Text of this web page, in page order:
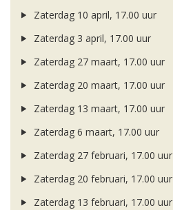
Zaterdag 10 april, 17.00 uur
Zaterdag 3 april, 17.00 uur
Zaterdag 27 maart, 17.00 uur
Zaterdag 20 maart, 17.00 uur
Zaterdag 13 maart, 17.00 uur
Zaterdag 6 maart, 17.00 uur
Zaterdag 27 februari, 17.00 uur
Zaterdag 20 februari, 17.00 uur
Zaterdag 13 februari, 17.00 uur